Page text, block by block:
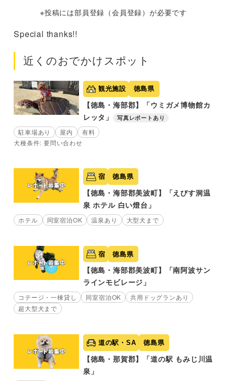
※投稿には部員登録（会員登録）が必要です
Special thanks!!
近くのおでかけスポット
観光施設 徳島県
【徳島・海部郡】「ウミガメ博物館カ
レッタ」
写真レポートあり
駐車場あり 屋内
有料
犬種条件: 要問い合わせ
宿 徳島県
【徳島・海部郡美波町】「えびす洞温
泉 ホテル 白い燈台」
ホテル 同室宿泊OK 温泉あり 大型犬まで
宿 徳島県
【徳島・海部郡美波町】「南阿波サン
ラインモビレージ」
コテージ・一棟貸し 同室宿泊OK
共用ドッグランあり
超大型犬まで
道の駅・SA 徳島県
【徳島・那賀郡】「道の駅 もみじ川温
泉」